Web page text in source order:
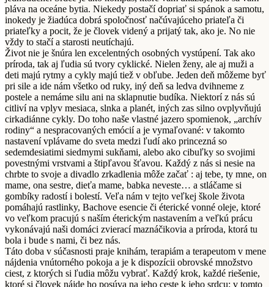
pláva na oceáne bytia. Niekedy postačí dopriať si spánok a samotu,
inokedy je žiadúca dobrá spoločnosť načúvajúceho priateľa či
priateľky a pocit, že je človek videný a prijatý tak, ako je. No nie
vždy to stačí a starosti neutíchajú.
Život nie je šnúra len excelentných osobných vystúpení. Tak ako
príroda, tak aj ľudia sú tvory cyklické. Nielen ženy, ale aj muži a
deti majú rytmy a cykly majú tiež v obľube. Jeden deň môžeme byť
pri sile a ide nám všetko od ruky, iný deň sa ledva dvihneme z
postele a nemáme silu ani na sklapnutie budíka. Niektorí z nás sú
citliví na vplyv mesiaca, slnka a planét, iných zas silno ovplyvňujú
cirkadiánne cykly. Do toho naše vlastné jazero spomienok, „archív
rodiny“ a nespracovaných emócií a je vymaľované: v takomto
nastavení vplávame do sveta medzi ľudí ako princezná so
sedemdesiatimi siedmymi sukňami, alebo ako cibuľky so svojimi
povestnými vrstvami a štipľavou šťavou. Každý z nás si nesie na
chrbte to svoje a divadlo zrkadlenia môže začať : aj tebe, ty mne, on
mame, ona sestre, dieťa mame, babka neveste… a stláčame si
gombíky radostí i bolestí. Veľa nám v tejto veľkej škole života
pomáhajú rastlinky, Bachove esencie či éterické vonné oleje, ktoré
vo veľkom pracujú s naším éterickým nastavením a veľkú prácu
vykonávajú naši domáci zvierací maznáčikovia a príroda, ktorá tu
bola i bude s nami, či bez nás.
Táto doba v súčasnosti praje knihám, terapiám a terapeutom v mene
nájdenia vnútorného pokoja a je k dispozícii obrovské množstvo
ciest, z ktorých si ľudia môžu vybrať. Každý krok, každé riešenie,
ktoré si človek nájde ho posúva na jeho ceste k jeho srdcu: v tomto